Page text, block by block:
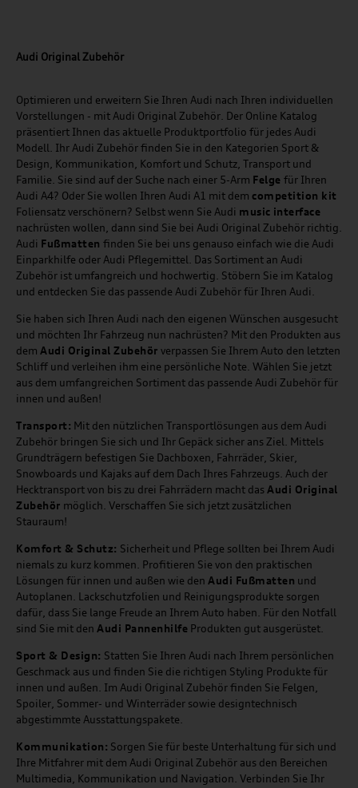
Audi Original Zubehör
Optimieren und erweitern Sie Ihren Audi nach Ihren individuellen
Vorstellungen - mit Audi Original Zubehör. Der Online Katalog
präsentiert Ihnen das aktuelle Produktportfolio für jedes Audi
Modell. Ihr Audi Zubehör finden Sie in den Kategorien Sport &
Design, Kommunikation, Komfort und Schutz, Transport und
Familie. Sie sind auf der Suche nach einer 5-Arm Felge für Ihren
Audi A4? Oder Sie wollen Ihren Audi A1 mit dem competition kit
Foliensatz verschönern? Selbst wenn Sie Audi music interface
nachrüsten wollen, dann sind Sie bei Audi Original Zubehör richtig.
Audi Fußmatten finden Sie bei uns genauso einfach wie die Audi
Einparkhilfe oder Audi Pflegemittel. Das Sortiment an Audi
Zubehör ist umfangreich und hochwertig. Stöbern Sie im Katalog
und entdecken Sie das passende Audi Zubehör für Ihren Audi.
Sie haben sich Ihren Audi nach den eigenen Wünschen ausgesucht
und möchten Ihr Fahrzeug nun nachrüsten? Mit den Produkten aus
dem Audi Original Zubehör verpassen Sie Ihrem Auto den letzten
Schliff und verleihen ihm eine persönliche Note. Wählen Sie jetzt
aus dem umfangreichen Sortiment das passende Audi Zubehör für
innen und außen!
Transport: Mit den nützlichen Transportlösungen aus dem Audi
Zubehör bringen Sie sich und Ihr Gepäck sicher ans Ziel. Mittels
Grundträgern befestigen Sie Dachboxen, Fahrräder, Skier,
Snowboards und Kajaks auf dem Dach Ihres Fahrzeugs. Auch der
Hecktransport von bis zu drei Fahrrädern macht das Audi Original
Zubehör möglich. Verschaffen Sie sich jetzt zusätzlichen
Stauraum!
Komfort & Schutz: Sicherheit und Pflege sollten bei Ihrem Audi
niemals zu kurz kommen. Profitieren Sie von den praktischen
Lösungen für innen und außen wie den Audi Fußmatten und
Autoplanen. Lackschutzfolien und Reinigungsprodukte sorgen
dafür, dass Sie lange Freude an Ihrem Auto haben. Für den Notfall
sind Sie mit den Audi Pannenhilfe Produkten gut ausgerüstet.
Sport & Design: Statten Sie Ihren Audi nach Ihrem persönlichen
Geschmack aus und finden Sie die richtigen Styling Produkte für
innen und außen. Im Audi Original Zubehör finden Sie Felgen,
Spoiler, Sommer- und Winterräder sowie designtechnisch
abgestimmte Ausstattungspakete.
Kommunikation: Sorgen Sie für beste Unterhaltung für sich und
Ihre Mitfahrer mit dem Audi Original Zubehör aus den Bereichen
Multimedia, Kommunikation und Navigation. Verbinden Sie Ihr